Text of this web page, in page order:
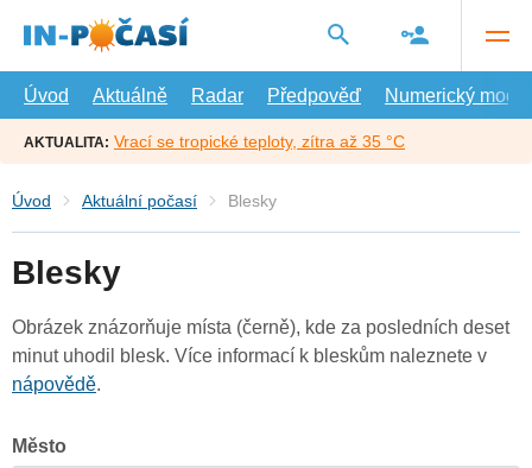
hlavní
Úvod
Aktuálně Radar Předpověď Numerický model
AKTUALITA: Vrací se tropické teploty, zítra až 35 °C
Úvod Aktuální počasí Blesky
Blesky
Obrázek znázorňuje místa (černě), kde za posledních deset
minut uhodil blesk. Více informací k bleskům naleznete v
nápovědě.
Město